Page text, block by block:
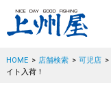
HOME > 店舗検索 > 可児店 >
イト入荷！